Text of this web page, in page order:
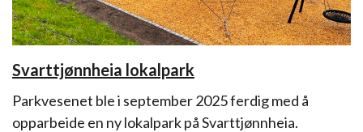
Svarttjønnheia lokalpark
Parkvesenet ble i september 2025 ferdig med å
opparbeide en ny lokalpark på Svarttjønnheia.